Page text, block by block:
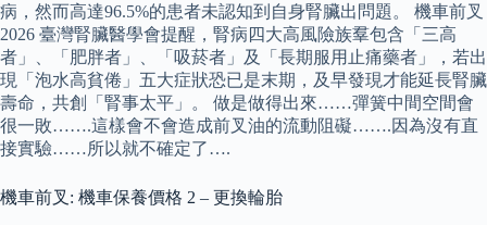
病，然而高達96.5%的患者未認知到自身腎臟出問題。 機車前叉
2026 臺灣腎臟醫學會提醒，腎病四大高風險族羣包含「三高
者」、「肥胖者」、「吸菸者」及「長期服用止痛藥者」，若出
現「泡水高貧倦」五大症狀恐已是末期，及早發現才能延長腎臟
壽命，共創「腎事太平」。 做是做得出來……彈簧中間空間會
很一敗…….這樣會不會造成前叉油的流動阻礙…….因為沒有直
接實驗……所以就不確定了….
機車前叉: 機車保養價格 2 – 更換輪胎